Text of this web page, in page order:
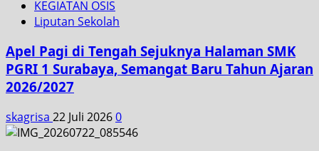
KEGIATAN OSIS
Liputan Sekolah
Apel Pagi di Tengah Sejuknya Halaman SMK
PGRI 1 Surabaya, Semangat Baru Tahun Ajaran
2026/2027
skagrisa 22 Juli 20260